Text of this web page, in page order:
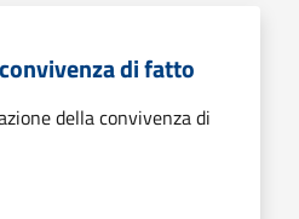
di fatto
della convivenza di